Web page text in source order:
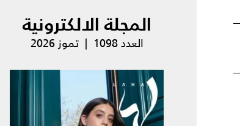
المجلة الالكترونية
العدد 1098 | تموز 2026